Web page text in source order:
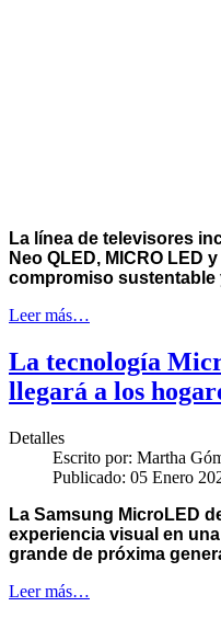
La línea de televisores
Neo QLED, MICRO LED
compromiso sustentable
Leer más…
La tecnología
llegará a los
Detalles
Escrito por: Martha
Publicado: 05 Enero
La Samsung MicroLED
experiencia visual en
grande de próxima
Leer más…